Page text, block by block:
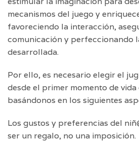
mecanismos del juego y
favoreciendo la interacción,
comunicación y perfeccionando
desarrollada.
Por ello, es necesario elegir el
desde el primer momento de
basándonos en los siguientes
Los gustos y preferencias del
ser un regalo, no una imposición.